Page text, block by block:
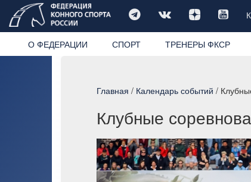
О ФЕДЕРАЦИИ СПОРТ ТРЕНЕРЫ ФКСР
Главная / Календарь событий /
Клубные